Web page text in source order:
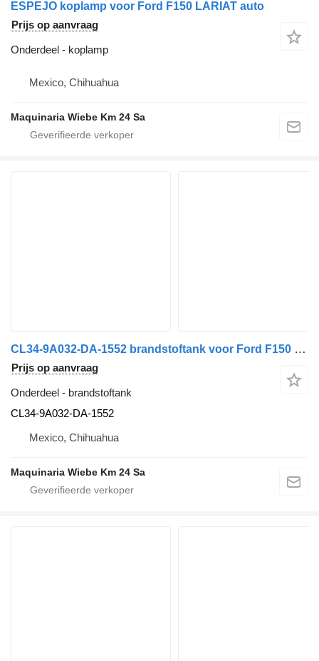
ESPEJO koplamp voor Ford F150 LARIAT auto
Prijs op aanvraag
Onderdeel - koplamp
Mexico, Chihuahua
Maquinaria Wiebe Km 24 Sa
CL34-9A032-DA-1552 brandstoftank voor Ford F150 auto
Prijs op aanvraag
Onderdeel - brandstoftank
CL34-9A032-DA-1552
Mexico, Chihuahua
Maquinaria Wiebe Km 24 Sa